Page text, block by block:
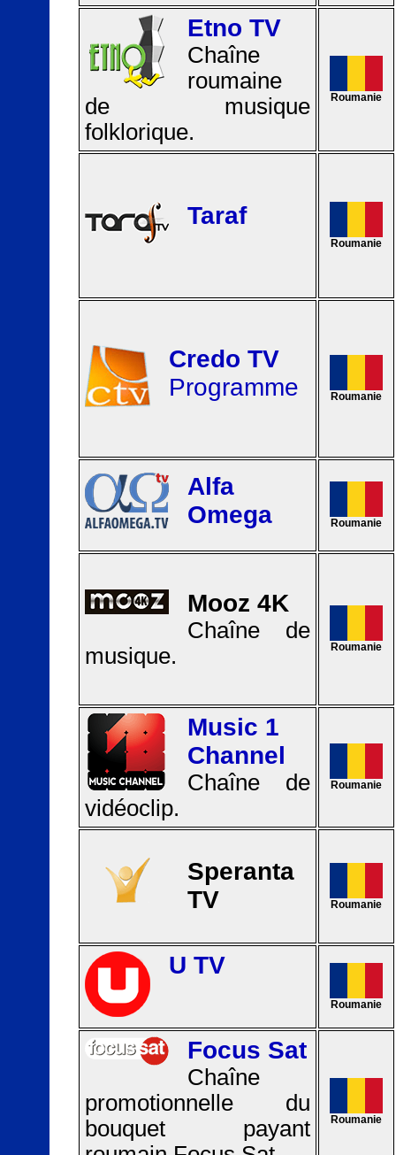
Etno TV
Chaîne
roumaine
de musique
folklorique.
Roumanie
Taraf
Roumanie
Credo TV
Programme
Roumanie
Alfa
Omega
Roumanie
Mooz 4K
Chaîne de
musique.
Roumanie
Music 1
Channel
Chaîne de
vidéoclip.
Roumanie
Speranta
TV
Roumanie
U TV
Roumanie
Focus Sat
Chaîne
promotionnelle du
bouquet payant
Roumanie